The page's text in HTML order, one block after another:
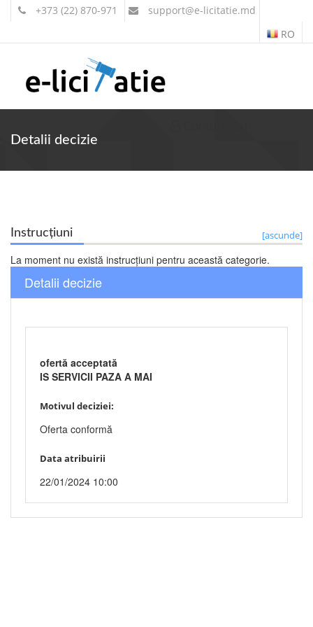
+373 (22) 870-971 support@e-licitatie.md
RO
Detalii decizie
Instrucțiuni [ascunde]
La moment nu există instrucțiuni pentru această categorie.
Detalii decizie
ofertă acceptată
IS SERVICII PAZA A MAI
Motivul deciziei:
Oferta conformă
Data atribuirii
22/01/2024 10:00